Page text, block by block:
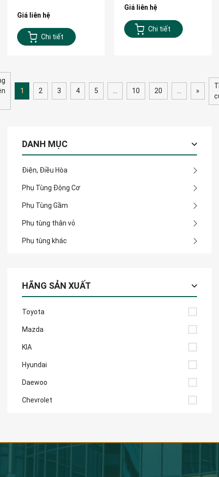
DANH MỤC
Điện, Điều Hòa
Phụ Tùng Động Cơ
Phụ Tùng Gầm
Phụ tùng thân vỏ
Phụ tùng khác
HÃNG SẢN XUẤT
Toyota
Mazda
KIA
Hyundai
Daewoo
Chevrolet
Giá liên hệ
Chi tiết
Giá liên hệ
Chi tiết
1 2 3 4 5 10 20 »